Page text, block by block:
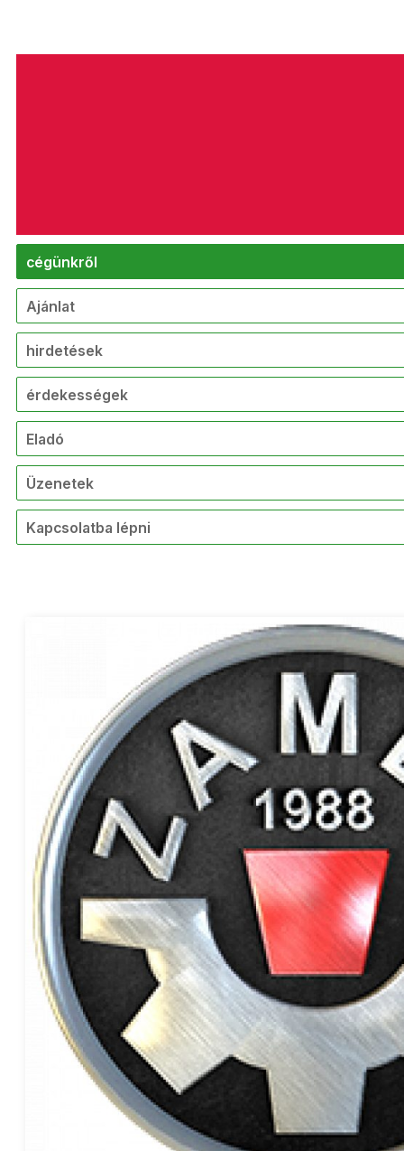
cégünkről
Ajánlat
hirdetések
érdekességek
Eladó
Üzenetek
Kapcsolatba lépni